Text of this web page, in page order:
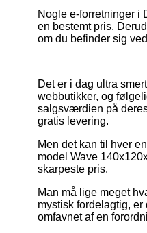
Nogle e-forretninger i
en bestemt pris.
om du befinder sig
Det er i dag ultra
webbutikker, og
salgsværdien på
gratis levering.
Men det kan til hver
model Wave
skarpeste pris.
Man må lige meget
mystisk fordelagtig,
omfavnet af en